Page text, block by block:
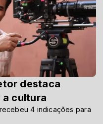
destaca
cultura
4 indicações para